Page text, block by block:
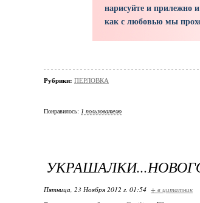
нарисуйте и прилежно
как с любовью мы
Рубрики: ПЕРЛОВКА
Понравилось: 1 пользователю
Пятница, 23 Ноября 2012 г. 01:54 + в цитатник